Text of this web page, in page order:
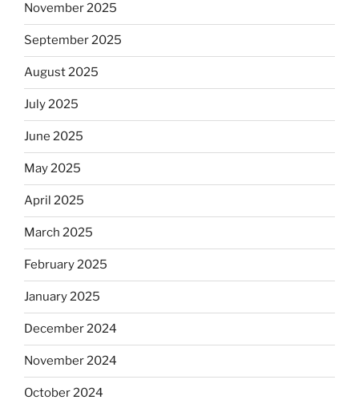
November 2025
September 2025
August 2025
July 2025
June 2025
May 2025
April 2025
March 2025
February 2025
January 2025
December 2024
November 2024
October 2024